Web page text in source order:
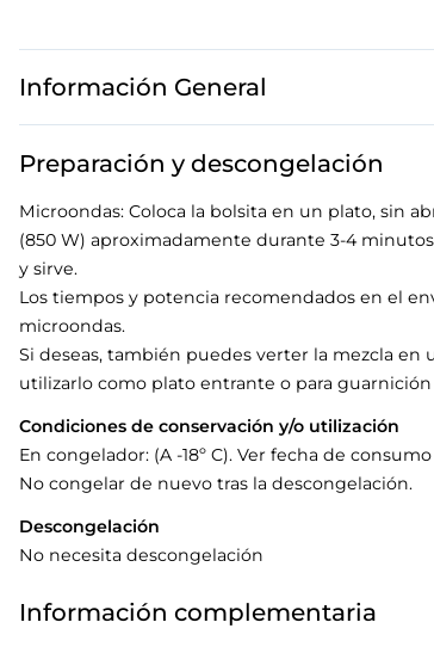
Información General
Preparación y descongelación
Microondas: Coloca la bolsita en un plato, sin
(850 W) aproximadamente durante 3-4
y sirve.
Los tiempos y potencia recomendados en el
microondas.
Si deseas, también puedes verter la mezcla
utilizarlo como plato entrante o para guarnición
Condiciones de conservación y/o utilización
En congelador: (A -18º C). Ver fecha de
No congelar de nuevo tras la descongelación.
Descongelación
No necesita descongelación
Información complementaria